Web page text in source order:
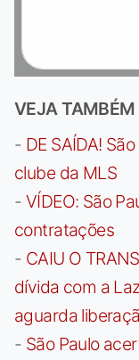
VEJA TAMBÉM
- DE SAÍDA!
clube da MLS
- VÍDEO: São
contratações
- CAIU O
dívida com a
aguarda
- São Paulo